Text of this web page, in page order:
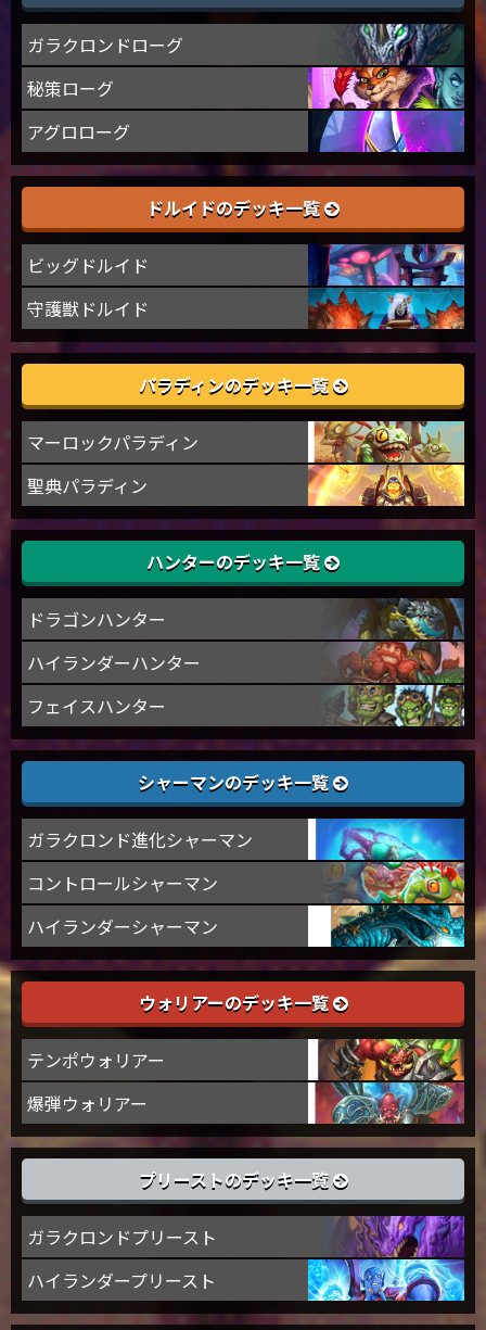
ガラクロンドローグ
秘策ローグ
アグロローグ
ドルイドのデッキ一覧
ビッグドルイド
守護獣ドルイド
パラディンのデッキ一覧
マーロックパラディン
聖典パラディン
ハンターのデッキ一覧
ドラゴンハンター
ハイランダーハンター
フェイスハンター
シャーマンのデッキ一覧
ガラクロンド進化シャーマン
コントロールシャーマン
ハイランダーシャーマン
ウォリアーのデッキ一覧
テンポウォリアー
爆弾ウォリアー
プリーストのデッキ一覧
ガラクロンドプリースト
ハイランダープリースト